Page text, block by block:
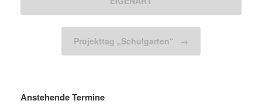
Projekttag „Schulgarten“ →
Anstehende Termine